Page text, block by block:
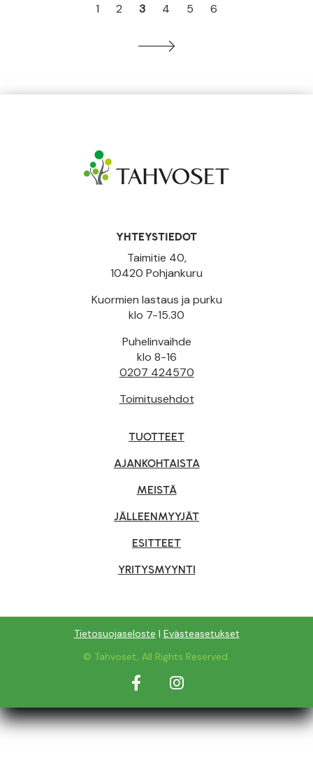
1 2 3 4 5 6
YHTEYSTIEDOT
Taimitie 40,
10420 Pohjankuru
Kuormien lastaus ja purku
klo 7-15.30
Puhelinvaihde
klo 8-16
0207 424570
Toimitusehdot
TUOTTEET
AJANKOHTAISTA
MEISTÄ
JÄLLEENMYYJÄT
ESITTEET
YRITYSMYYNTI
Tietosuojaseloste | Evästeasetukset
© Tahvoset, All Rights Reserved.
Facebook